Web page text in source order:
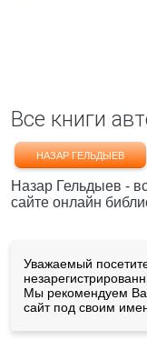
Все книги
НАЗАР ГЕЛЬДЫЕВ
Назар Гельдыев -
сайте онлайн
Уважаемый
Мы рекомендуем
сайт под своим